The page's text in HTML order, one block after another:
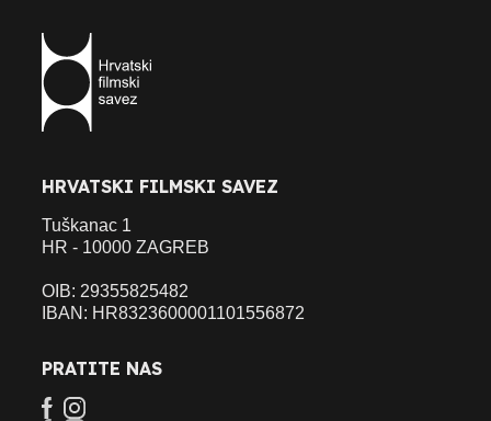
HRVATSKI FILMSKI SAVEZ
Tuškanac 1
HR - 10000 ZAGREB
OIB: 29355825482
IBAN: HR8323600001101556872
PRATITE NAS